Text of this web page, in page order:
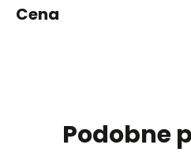
Cena
Podobne